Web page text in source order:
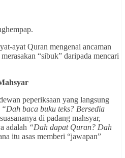
ayat Quran mengenai ancaman
“sibuk” daripada mencari
peperiksaan yang langsung
“Dah baca buku teks? Bersedia
di padang mahsyar,
adalah “Dah dapat Quran? Dah
itu asas memberi “jawapan”